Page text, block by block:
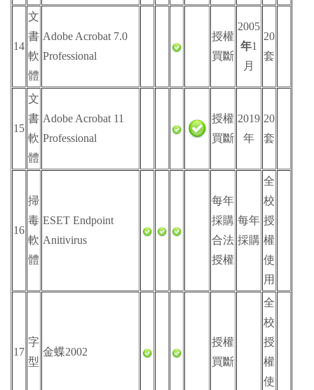
14
文
書
軟
體
Adobe Acrobat 7.0
Professional
授權
買斷
2005
年1
月
20
套
15
文
書
軟
體
Adobe Acrobat 11
Professional
授權
買斷
2019
年
20
套
16
掃
毒
軟
體
ESET Endpoint
Anitivirus
每年
採購
合法
授權
每年
採購
全
校
授
權
使
用
17
字
型
金蝶2002
授權
買斷
全
校
授
權
使